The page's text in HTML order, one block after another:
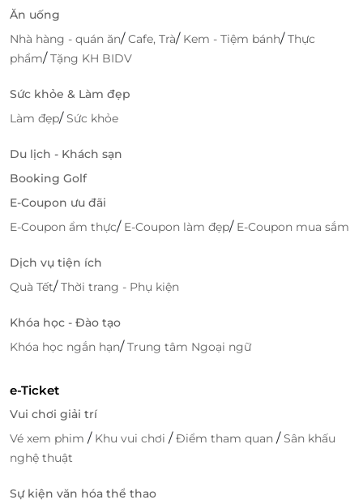
Hãy mua ngay thẻ quà tặng Pizza 4P's trên
là một giải pháp mua sắm hiện đại, tiện lợi và dễ
dàng.
Ăn uống
Nhà hàng - quán ăn/Cafe, Trà/ Kem - Tiệm bánh/Thực
phẩm/Tặng KH BIDV
Sức khỏe & Làm đẹp
Làm đẹp/Sức khỏe
Du lịch - Khách sạn
Booking Golf
E-Coupon ưu đãi
E-Coupon ẩm thực/ E-Coupon làm đẹp/ E-Coupon mua sắm
Dịch vụ tiện ích
Quà Tết/Thời trang - Phụ kiện
Khóa học - Đào tạo
Khóa học ngắn hạn/Trung tâm Ngoại ngữ
e-Ticket
Vui chơi giải trí
Vé xem phim / Khu vui chơi /Điểm tham quan /Sân khấu
nghệ thuật
Sự kiện văn hóa thể thao